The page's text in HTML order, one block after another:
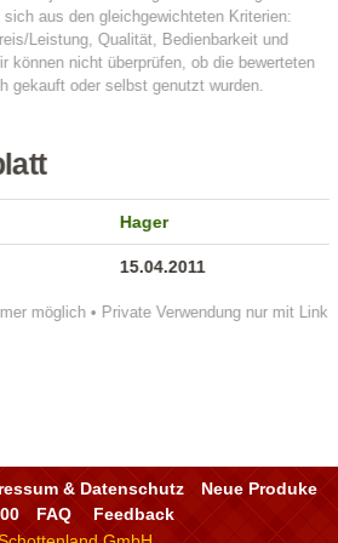
möglich • Private Verwendung nur mit Link
Hager
15.04.2011
& Datenschutz
Neue Produke
FAQ
Feedback